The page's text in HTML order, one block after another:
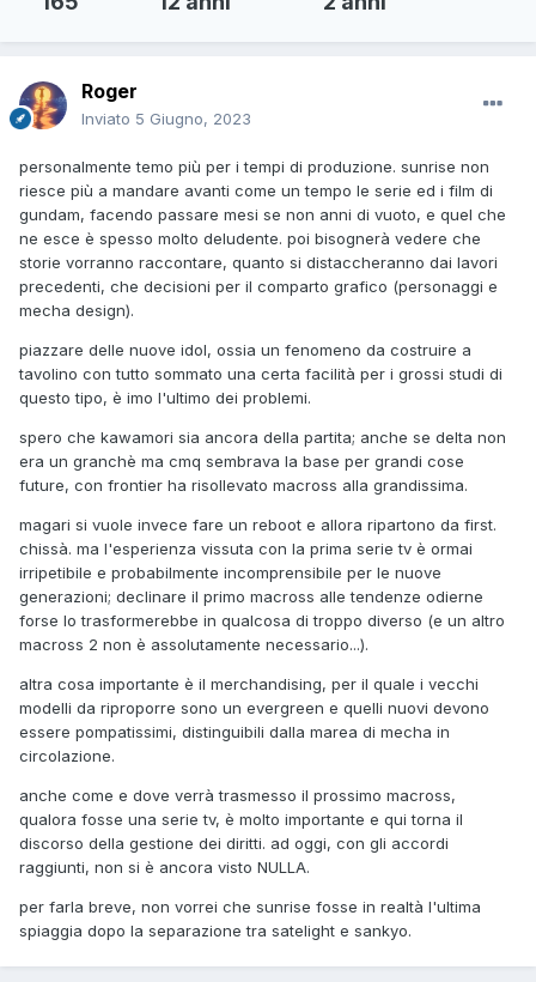
Roger
Inviato 5 Giugno, 2023
personalmente temo più per i tempi di produzione. sunrise non
riesce più a mandare avanti come un tempo le serie ed i film di
gundam, facendo passare mesi se non anni di vuoto, e quel che
ne esce è spesso molto deludente. poi bisognerà vedere che
storie vorranno raccontare, quanto si distaccheranno dai lavori
precedenti, che decisioni per il comparto grafico (personaggi e
mecha design).
piazzare delle nuove idol, ossia un fenomeno da costruire a
tavolino con tutto sommato una certa facilità per i grossi studi di
questo tipo, è imo l'ultimo dei problemi.
spero che kawamori sia ancora della partita; anche se delta non
era un granchè ma cmq sembrava la base per grandi cose
future, con frontier ha risollevato macross alla grandissima.
magari si vuole invece fare un reboot e allora ripartono da first.
chissà. ma l'esperienza vissuta con la prima serie tv è ormai
irripetibile e probabilmente incomprensibile per le nuove
generazioni; declinare il primo macross alle tendenze odierne
forse lo trasformerebbe in qualcosa di troppo diverso (e un altro
macross 2 non è assolutamente necessario...).
altra cosa importante è il merchandising, per il quale i vecchi
modelli da riproporre sono un evergreen e quelli nuovi devono
essere pompatissimi, distinguibili dalla marea di mecha in
circolazione.
anche come e dove verrà trasmesso il prossimo macross,
qualora fosse una serie tv, è molto importante e qui torna il
discorso della gestione dei diritti. ad oggi, con gli accordi
raggiunti, non si è ancora visto NULLA.
per farla breve, non vorrei che sunrise fosse in realtà l'ultima
spiaggia dopo la separazione tra satelight e sankyo.